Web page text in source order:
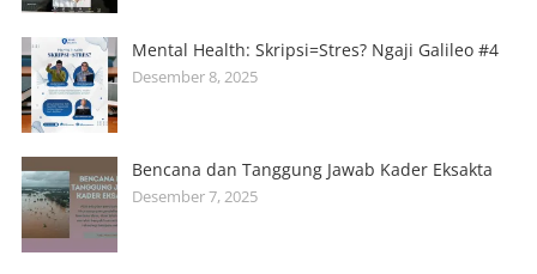
Mental Health: Skripsi=Stres? Ngaji Galileo #4
Desember 8, 2025
Bencana dan Tanggung Jawab Kader Eksakta
Desember 7, 2025